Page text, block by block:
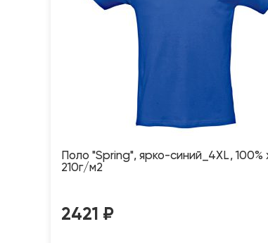
Поло "Spring", ярко-синий_4XL, 100%
210г/м2
2421 ₽